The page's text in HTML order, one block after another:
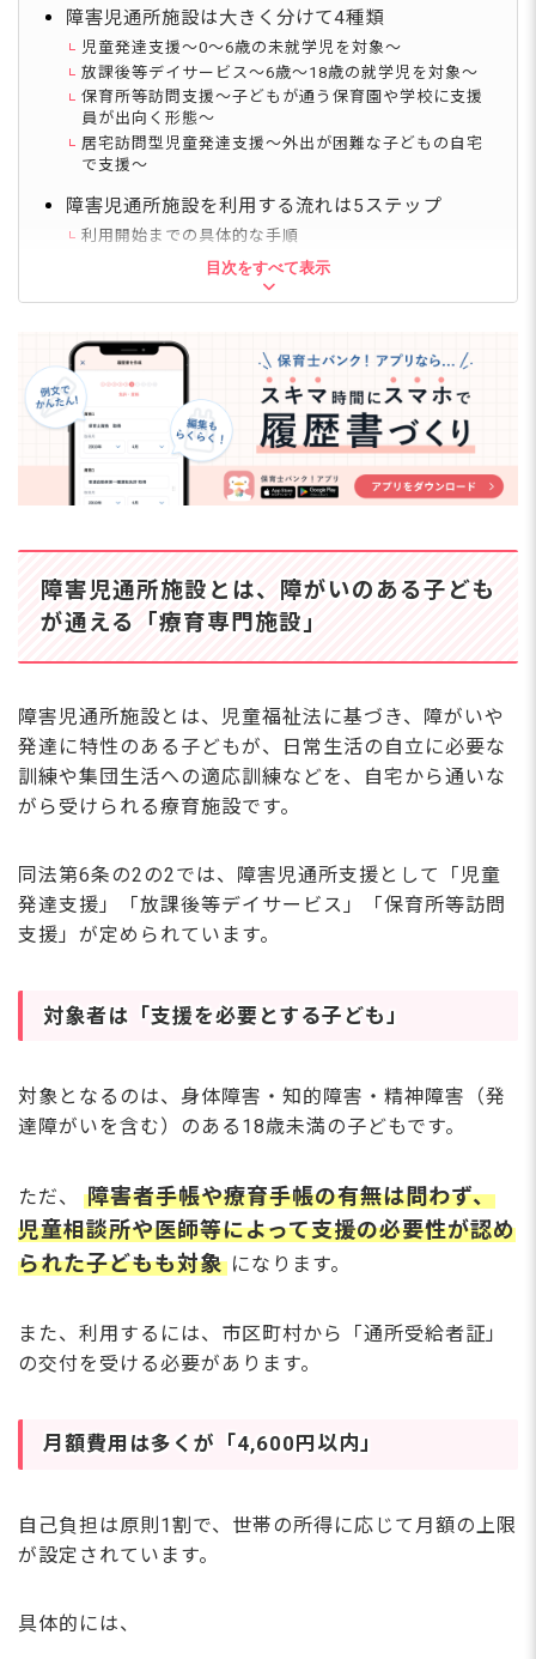
障害児通所施設は大きく分けて4種類
児童発達支援～0〜6歳の未就学児を対象～
放課後等デイサービス～6歳〜18歳の就学児を対象～
保育所等訪問支援～子どもが通う保育園や学校に支援
員が出向く形態～
居宅訪問型児童発達支援～外出が困難な子どもの自宅
で支援～
障害児通所施設を利用する流れは5ステップ
利用開始までの具体的な手順
障害児通所施設の役割とは「療育」「自立支援」
「居場所づくり」「家族支援」
伸ばす
放課後や日中の「安心できる居場所」として子どもを
支える
保護者の負担軽減（レスパイト）と家族支援も重要な
役割である
保育士が障害児通所施設で働くために知っておく
べきこと
児童発達支援管理責任者（児発管）を目指せる
保育園との働き方の違いは「子どもの人数」と「支援
の深さ」にある
事業所数・利用者数ともに増加傾向で将来性がある
Q.障害者手帳がなくても利用できるのか
Q.保育士資格だけで働けるのか
Q.児童発達支援と放課後等デイサービスの違いは？
障害児通所施設は子どもの成長と保護者の生活を
目次をすべて表示
障害児通所施設とは、障がいのある子ども
が通える「療育専門施設」
障害児通所施設とは、児童福祉法に基づき、障がいや
発達に特性のある子どもが、日常生活の自立に必要な
訓練や集団生活への適応訓練などを、自宅から通いな
がら受けられる療育施設です。
同法第6条の2の2では、障害児通所支援として「児童
発達支援」「放課後等デイサービス」「保育所等訪問
支援」が定められています。
対象者は「支援を必要とする子ども」
対象となるのは、身体障害・知的障害・精神障害（発
達障がいを含む）のある18歳未満の子どもです。
ただ、
障害者手帳や療育手帳の有無は問わず、
児童相談所や医師等によって支援の必要性が認め
られた子どもも対象 になります。
また、利用するには、市区町村から「通所受給者証」
の交付を受ける必要があります。
月額費用は多くが「4,600円以内」
自己負担は原則1割で、世帯の所得に応じて月額の上限
が設定されています。
具体的には、